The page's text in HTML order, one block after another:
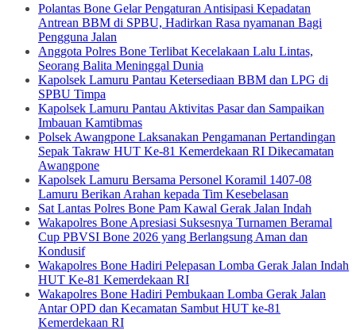
Polantas Bone Gelar Pengaturan Antisipasi Kepadatan
Antrean BBM di SPBU, Hadirkan Rasa nyamanan Bagi
Pengguna Jalan
Anggota Polres Bone Terlibat Kecelakaan Lalu Lintas,
Seorang Balita Meninggal Dunia
Kapolsek Lamuru Pantau Ketersediaan BBM dan LPG di
SPBU Timpa
Kapolsek Lamuru Pantau Aktivitas Pasar dan Sampaikan
Imbauan Kamtibmas
Polsek Awangpone Laksanakan Pengamanan Pertandingan
Sepak Takraw HUT Ke-81 Kemerdekaan RI Dikecamatan
Awangpone
Kapolsek Lamuru Bersama Personel Koramil 1407-08
Lamuru Berikan Arahan kepada Tim Kesebelasan
Sat Lantas Polres Bone Pam Kawal Gerak Jalan Indah
Wakapolres Bone Apresiasi Suksesnya Turnamen Beramal
Cup PBVSI Bone 2026 yang Berlangsung Aman dan
Kondusif
Wakapolres Bone Hadiri Pelepasan Lomba Gerak Jalan Indah
HUT Ke-81 Kemerdekaan RI
Wakapolres Bone Hadiri Pembukaan Lomba Gerak Jalan
Antar OPD dan Kecamatan Sambut HUT ke-81
Kemerdekaan RI